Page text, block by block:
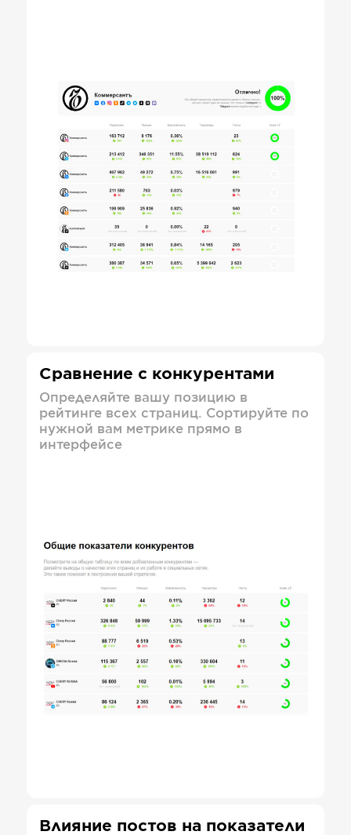
Сравнение с конкурентами
Определяйте вашу позицию в
рейтинге всех страниц. Сортируйте по
нужной вам метрике прямо в
интерфейсе
Влияние постов на показатели